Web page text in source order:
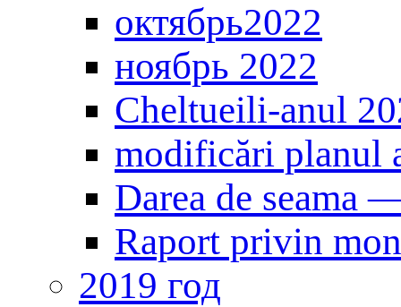
октябрь2022
ноябрь 2022
Cheltueili-anul
modificări planul
Darea de seama
Raport privin
2019 год